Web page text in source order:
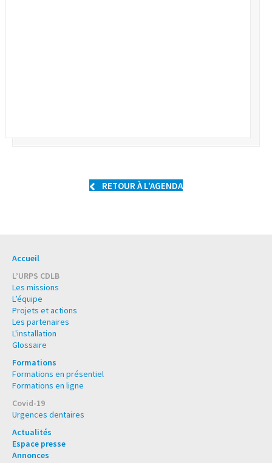
RETOUR À L’AGENDA
Accueil
L’URPS CDLB
Les missions
L’équipe
Projets et actions
Les partenaires
L'installation
Glossaire
Formations
Formations en présentiel
Formations en ligne
Covid-19
Urgences dentaires
Actualités
Espace presse
Annonces